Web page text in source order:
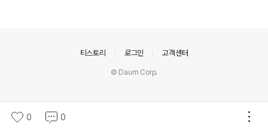
0 0
티스토리 로그인 고객센터
© Daum Corp.